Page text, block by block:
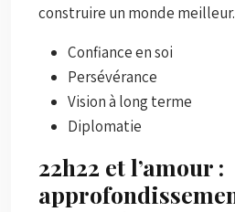
construire un monde meilleur.
Confiance en soi
Persévérance
Vision à long terme
Diplomatie
22h22 et l’amour :